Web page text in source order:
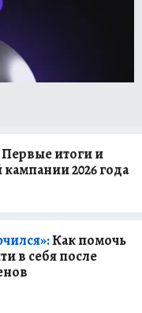
Первые итоги и
2026 года
Как помочь
в себя после